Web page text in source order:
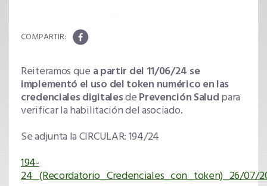
Reiteramos que a partir del 11/06/24 se
implementó el uso del token numérico en las
credenciales digitalesdePrevención Saludpara
verificar la habilitación del asociado.
Se adjunta la CIRCULAR: 194/24
194-
24_(Recordatorio_Credenciales_con_token)_26/07/